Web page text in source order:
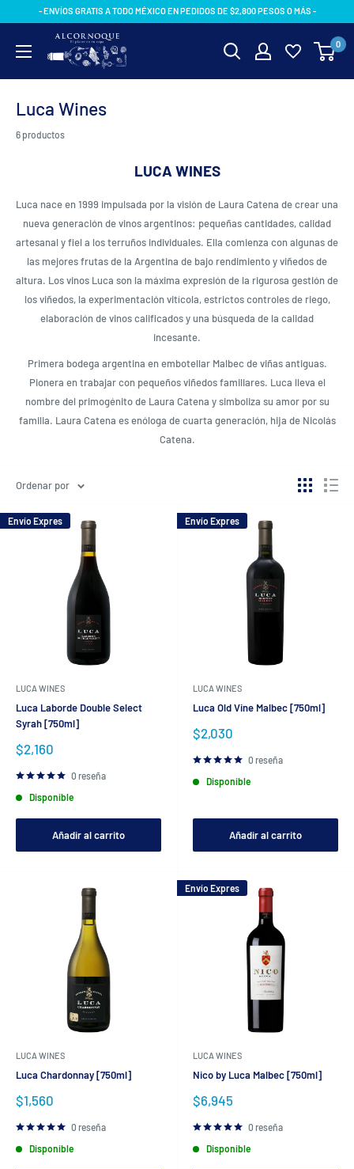
- ENVÍOS GRATIS A TODO MÉXICO EN PEDIDOS DE $2,800 PESOS O MÁS -
AlcornoqueMX 0
Luca Wines
6 productos
LUCA WINES
Luca nace en 1999 impulsada por la visión de Laura Catena de crear una
nueva generación de vinos argentinos: pequeñas cantidades, calidad
artesanal y fiel a los terruños individuales. Ella comienza con algunas de
las mejores frutas de la Argentina de bajo rendimiento y viñedos de
altura. Los vinos Luca son la máxima expresión de la rigurosa gestión de
los viñedos, la experimentación vitícola, estrictos controles de riego,
elaboración de vinos calificados y una búsqueda de la calidad
incesante.
Primera bodega argentina en embotellar Malbec de viñas antiguas.
Pionera en trabajar con pequeños viñedos familiares. Luca lleva el
nombre del primogénito de Laura Catena y simboliza su amor por su
familia. Laura Catena es enóloga de cuarta generación, hija de Nicolás
Catena.
Ordenar por
Envío Expres
LUCA WINES
Luca Laborde Double Select
Syrah [750ml]
Precio
venta
$2,160
0 reseña
Disponible
Añadir al carrito
Envío Expres
LUCA WINES
Luca Old Vine Malbec [750ml]
Precio
venta
$2,030
0 reseña
Disponible
Añadir al carrito
LUCA WINES
Luca Chardonnay [750ml]
Precio
venta
$1,560
0 reseña
Disponible
Envío Expres
LUCA WINES
Nico by Luca Malbec [750ml]
Precio
venta
$6,945
0 reseña
Disponible